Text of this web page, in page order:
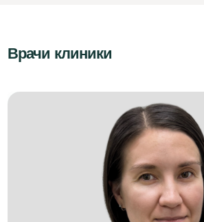
Врачи клиники